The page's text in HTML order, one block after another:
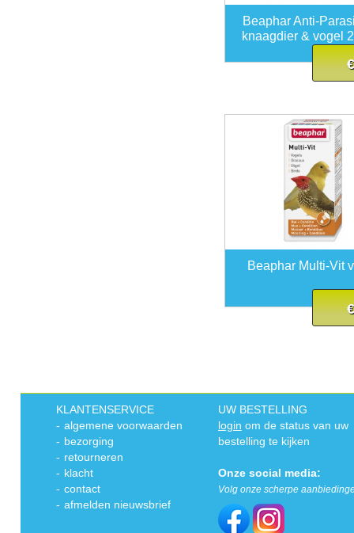
Beaphar Anti-
knaagdier & vogel
Beaphar Multi-Vit
KLANTENSERVICE
- algemene voorwaarden
- bezorging
- retourneren
- klacht
- contact
- afmelden nieuwsbrief
UW BESTELLING
login om de status van uw
bestelling te kijken
Onze social media:
Volg onze scherpe